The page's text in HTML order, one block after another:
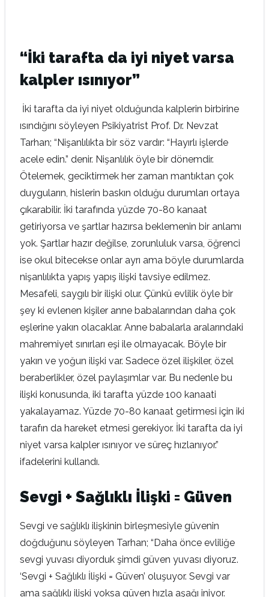
“İki tarafta da iyi niyet varsa
kalpler ısınıyor”
İki tarafta da iyi niyet olduğunda kalplerin birbirine
ısındığını söyleyen Psikiyatrist Prof. Dr. Nevzat
Tarhan; “Nişanlılıkta bir söz vardır: “Hayırlı işlerde
acele edin.” denir. Nişanlılık öyle bir dönemdir.
Ötelemek, geciktirmek her zaman mantıktan çok
duyguların, hislerin baskın olduğu durumları ortaya
çıkarabilir. İki tarafında yüzde 70-80 kanaat
getiriyorsa ve şartlar hazırsa beklemenin bir anlamı
yok. Şartlar hazır değilse, zorunluluk varsa, öğrenci
ise okul bitecekse onlar ayrı ama böyle durumlarda
nişanlılıkta yapış yapış ilişki tavsiye edilmez.
Mesafeli, saygılı bir ilişki olur. Çünkü evlilik öyle bir
şey ki evlenen kişiler anne babalarından daha çok
eşlerine yakın olacaklar. Anne babalarla aralarındaki
mahremiyet sınırları eşi ile olmayacak. Böyle bir
yakın ve yoğun ilişki var. Sadece özel ilişkiler, özel
beraberlikler, özel paylaşımlar var. Bu nedenle bu
ilişki konusunda, iki tarafta yüzde 100 kanaati
yakalayamaz. Yüzde 70-80 kanaat getirmesi için iki
tarafın da hareket etmesi gerekiyor. İki tarafta da iyi
niyet varsa kalpler ısınıyor ve süreç hızlanıyor.”
ifadelerini kullandı.
Sevgi + Sağlıklı İlişki = Güven
Sevgi ve sağlıklı ilişkinin birleşmesiyle güvenin
doğduğunu söyleyen Tarhan; “Daha önce evliliğe
sevgi yuvası diyorduk şimdi güven yuvası diyoruz.
‘Sevgi + Sağlıklı İlişki = Güven’ oluşuyor. Sevgi var
ama sağlıklı ilişki yoksa güven hızla aşağı iniyor.